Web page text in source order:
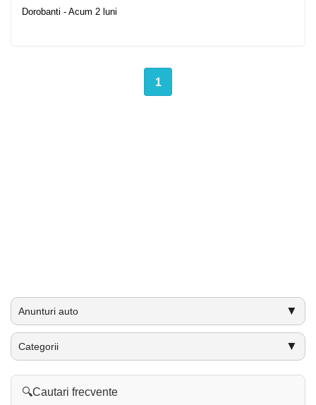
Dorobanti - Acum 2 luni
1
Anunturi auto ▼
Categorii ▼
🔍Cautari frecvente